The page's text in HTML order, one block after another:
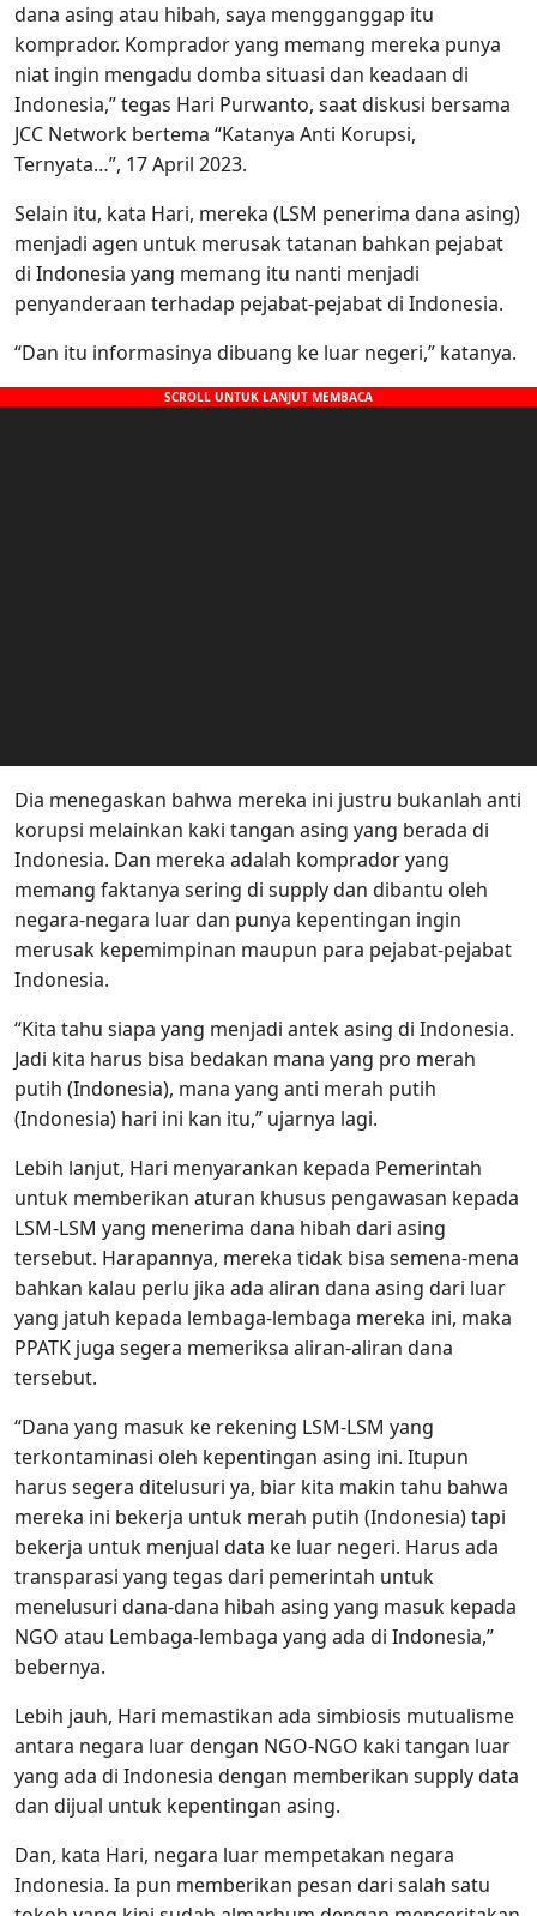
dana asing atau hibah, saya mengganggap itu
komprador. Komprador yang memang mereka punya
niat ingin mengadu domba situasi dan keadaan di
Indonesia,” tegas Hari Purwanto, saat diskusi bersama
JCC Network bertema “Katanya Anti Korupsi,
Ternyata…”, 17 April 2023.
Selain itu, kata Hari, mereka (LSM penerima dana asing)
menjadi agen untuk merusak tatanan bahkan pejabat
di Indonesia yang memang itu nanti menjadi
penyanderaan terhadap pejabat-pejabat di Indonesia.
“Dan itu informasinya dibuang ke luar negeri,” katanya.
Dia menegaskan bahwa mereka ini justru bukanlah anti
korupsi melainkan kaki tangan asing yang berada di
Indonesia. Dan mereka adalah komprador yang
memang faktanya sering di supply dan dibantu oleh
negara-negara luar dan punya kepentingan ingin
merusak kepemimpinan maupun para pejabat-pejabat
Indonesia.
“Kita tahu siapa yang menjadi antek asing di Indonesia.
Jadi kita harus bisa bedakan mana yang pro merah
putih (Indonesia), mana yang anti merah putih
(Indonesia) hari ini kan itu,” ujarnya lagi.
Lebih lanjut, Hari menyarankan kepada Pemerintah
untuk memberikan aturan khusus pengawasan kepada
LSM-LSM yang menerima dana hibah dari asing
tersebut. Harapannya, mereka tidak bisa semena-mena
bahkan kalau perlu jika ada aliran dana asing dari luar
yang jatuh kepada lembaga-lembaga mereka ini, maka
PPATK juga segera memeriksa aliran-aliran dana
tersebut.
“Dana yang masuk ke rekening LSM-LSM yang
terkontaminasi oleh kepentingan asing ini. Itupun
harus segera ditelusuri ya, biar kita makin tahu bahwa
mereka ini bekerja untuk merah putih (Indonesia) tapi
bekerja untuk menjual data ke luar negeri. Harus ada
transparasi yang tegas dari pemerintah untuk
menelusuri dana-dana hibah asing yang masuk kepada
NGO atau Lembaga-lembaga yang ada di Indonesia,”
bebernya.
Lebih jauh, Hari memastikan ada simbiosis mutualisme
antara negara luar dengan NGO-NGO kaki tangan luar
yang ada di Indonesia dengan memberikan supply data
dan dijual untuk kepentingan asing.
Dan, kata Hari, negara luar mempetakan negara
Indonesia. Ia pun memberikan pesan dari salah satu